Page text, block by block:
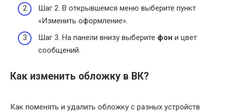
Шаг 2. В открывшемся меню выберите пункт
«Изменить оформление».
Шаг 3. На панели внизу выберите фон и цвет
сообщений.
Как изменить обложку в ВК?
Как поменять и удалить обложку с разных устройств